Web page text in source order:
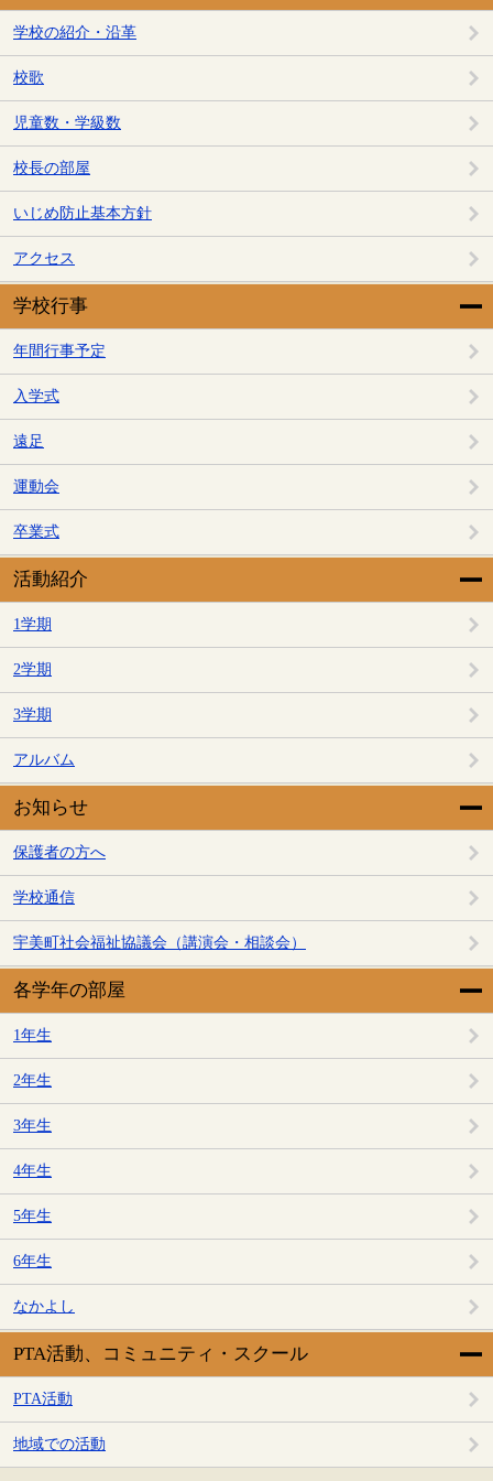
学校の紹介・沿革
校歌
児童数・学級数
校長の部屋
いじめ防止基本方針
アクセス
学校行事
年間行事予定
入学式
遠足
運動会
卒業式
活動紹介
1学期
2学期
3学期
アルバム
お知らせ
保護者の方へ
学校通信
宇美町社会福祉協議会（講演会・相談会）
各学年の部屋
1年生
2年生
3年生
4年生
5年生
6年生
なかよし
PTA活動、コミュニティ・スクール
PTA活動
地域での活動